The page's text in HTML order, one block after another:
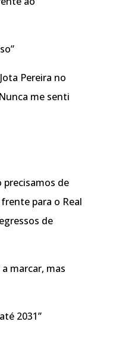
Pereira no
me senti
precisamos de
para o Real
de
marcar, mas
2031”